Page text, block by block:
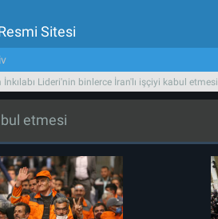
Sitesi
İnkılabı Lideri'nin binlerce İran'lı işçiyi kabul etmesi
etmesi